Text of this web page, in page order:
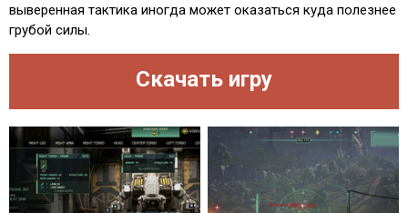
выверенная тактика иногда может оказаться куда полезнее
грубой силы.
Скачать игру